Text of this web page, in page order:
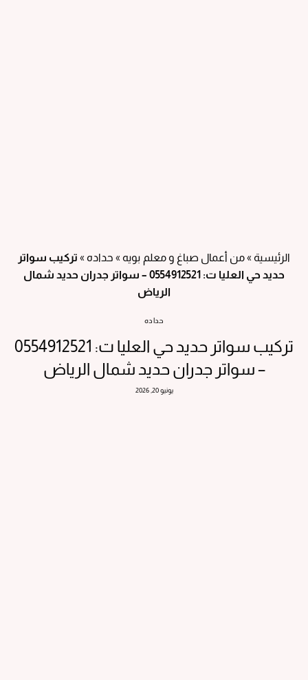
الرئيسية »من أعمال صباغ و معلم بويه » حداده» تركيب سواتر
حديد حي العليا ت: 0554912521 – سواتر جدران حديد شمال
الرياض
حداده
تركيب سواتر حديد حي العليا ت: 0554912521
– سواتر جدران حديد شمال الرياض
يونيو 20, 2026